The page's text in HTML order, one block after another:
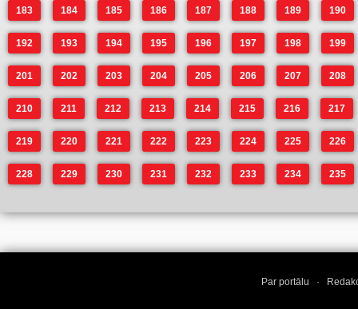
183 184 185 186 187 188 189 190
192 193 194 195 196 197 198 199
201 202 203 204 205 206 207 208
210 211 212 213 214 215 216 217
219 220 221 222 223 224 225 226
228 229 230 231 232 233 234 235
Par portālu ·